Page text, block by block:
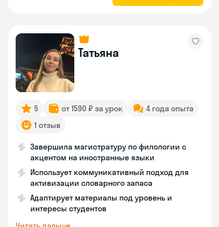
Татьяна
5 от 1590 ₽ за урок
4 года опыта
1 отзыв
Завершила магистратуру по филологии с
акцентом на иностранные языки
Использует коммуникативный подход для
активизации словарного запаса
Адаптирует материалы под уровень и
интересы студентов